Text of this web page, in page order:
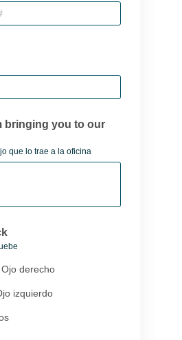
bringing you to our
que lo trae a la oficina
derecho
izquierdo